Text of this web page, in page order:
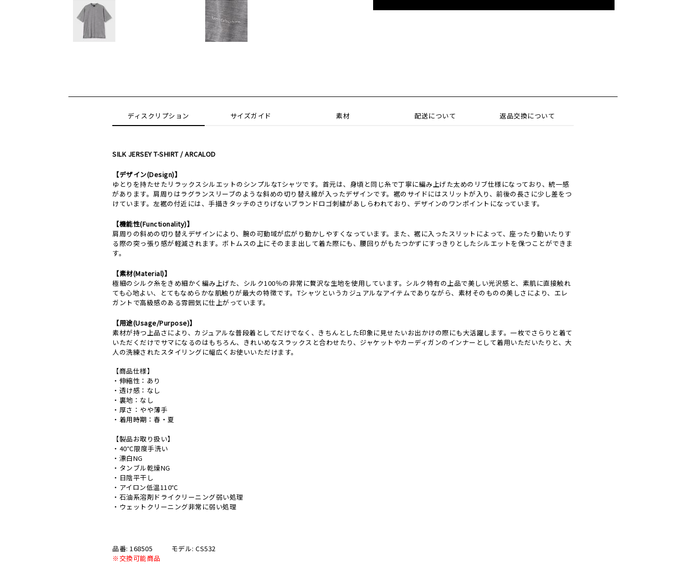
ディスクリプション サイズガイド 素材 配送について 返品交換について
SILK JERSEY T-SHIRT / ARCALOD
【デザイン(Design)】
ゆとりを持たせたリラックスシルエットのシンプルなTシャツです。首元は、身頃と同じ糸で丁寧に編み上げた太めのリブ仕様になっており、統一感
があります。肩周りはラグランスリーブのような斜めの切り替え線が入ったデザインです。裾のサイドにはスリットが入り、前後の長さに少し差をつ
けています。左裾の付近には、手描きタッチのさりげないブランドロゴ刺繍があしらわれており、デザインのワンポイントになっています。
【機能性(Functionality)】
肩周りの斜めの切り替えデザインにより、腕の可動域が広がり動かしやすくなっています。また、裾に入ったスリットによって、座ったり動いたりす
る際の突っ張り感が軽減されます。ボトムスの上にそのまま出して着た際にも、腰回りがもたつかずにすっきりとしたシルエットを保つことができま
す。
【素材(Material)】
極細のシルク糸をきめ細かく編み上げた、シルク100％の非常に贅沢な生地を使用しています。シルク特有の上品で美しい光沢感と、素肌に直接触れ
ても心地よい、とてもなめらかな肌触りが最大の特徴です。Tシャツというカジュアルなアイテムでありながら、素材そのものの美しさにより、エレ
ガントで高級感のある雰囲気に仕上がっています。
【用途(Usage/Purpose)】
素材が持つ上品さにより、カジュアルな普段着としてだけでなく、きちんとした印象に見せたいお出かけの際にも大活躍します。一枚でさらりと着て
いただくだけでサマになるのはもちろん、きれいめなスラックスと合わせたり、ジャケットやカーディガンのインナーとして着用いただいたりと、大
人の洗練されたスタイリングに幅広くお使いいただけます。
【商品仕様】
・伸縮性：あり
・透け感：なし
・裏地：なし
・厚さ：やや薄手
・着用時期：春・夏
【製品お取り扱い】
・40℃限度手洗い
・漂白NG
・タンブル乾燥NG
・日陰平干し
・アイロン低温110℃
・石油系溶剤ドライクリーニング弱い処理
・ウェットクリーニング非常に弱い処理
品番: 168505
モデル: CS532
※交換可能商品